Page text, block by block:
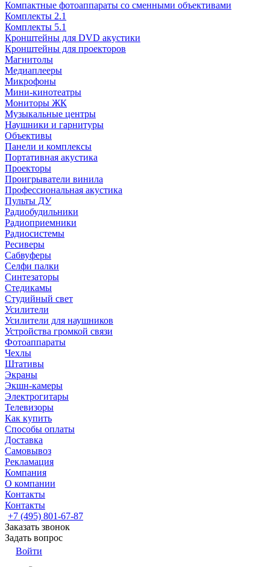
Компактные фотоаппараты со сменными объективами
Комплекты 2.1
Комплекты 5.1
Кронштейны для DVD акустики
Кронштейны для проекторов
Магнитолы
Медиаплееры
Микрофоны
Мини-кинотеатры
Мониторы ЖК
Музыкальные центры
Наушники и гарнитуры
Объективы
Панели и комплексы
Портативная акустика
Проекторы
Проигрыватели винила
Профессиональная акустика
Пульты ДУ
Радиобудильники
Радиоприемники
Радиосистемы
Ресиверы
Сабвуферы
Селфи палки
Синтезаторы
Стедикамы
Студийный свет
Усилители
Усилители для наушников
Устройства громкой связи
Фотоаппараты
Чехлы
Штативы
Экраны
Экшн-камеры
Электрогитары
Телевизоры
Как купить
Способы оплаты
Доставка
Самовывоз
Рекламация
Компания
О компании
Контакты
Контакты
+7 (495) 801-67-87
Заказать звонок
Задать вопрос
Войти